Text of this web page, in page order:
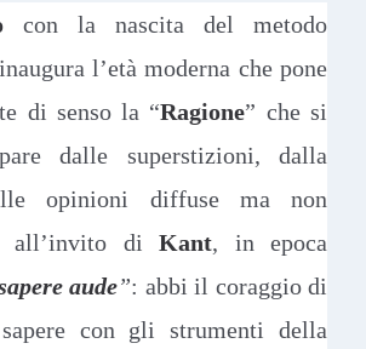
con la nascita del metodo
l’età moderna che pone
di senso la “Ragione” che si
dalle superstizioni, dalla
opinioni diffuse ma non
all’invito di Kant, in epoca
aude”: abbi il coraggio di
con gli strumenti della